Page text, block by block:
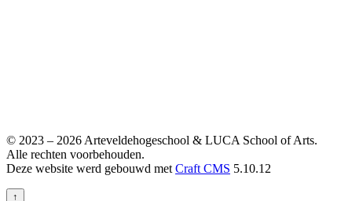
© 2023 – 2026 Arteveldehogeschool & LUCA School of Arts.
Alle rechten voorbehouden.
Deze website werd gebouwd met Craft CMS 5.10.12
↑